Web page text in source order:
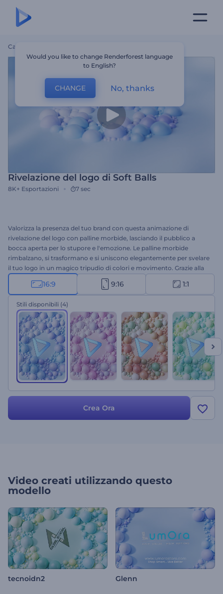
Casa
Rivelazione del logo di Soft Balls
8K+ Esportazioni 7 sec
Valorizza la presenza del tuo brand con questa animazione di
rivelazione del logo con palline morbide, lasciando il pubblico a
bocca aperta per lo stupore e l'emozione. Le palline morbide
rimbalzano, si trasformano e si uniscono elegantemente per svelare
il tuo logo in un magico tripudio di colori e movimento. Grazie alla
facile personalizzazione, basta inserire il logo, digitare lo slogan,
scegliere tra una varietà di colori e lasciare che la magia si compia.
Perfetto per il lancio di nuovi prodotti, la promozione di aziende o
servizi, l'apertura di presentazioni e molti altri progetti. Non perdere
l'opportunità di rendere la rivelazione del tuo logo un'esperienza
indimenticabile e di far risaltare il tuo brand. Provalo subito!
16:9 9:16 1:1
Stili disponibili (4)
Crea Ora
Video creati utilizzando questo
modello
tecnoidn2 Glenn
Would you like to change Renderforest language
to English?
CHANGE No, thanks